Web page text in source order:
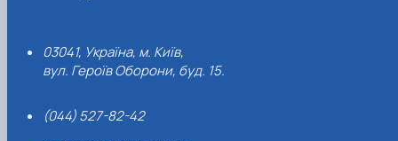
03041, Україна, м. Київ,
вул. Героїв Оборони, буд. 15.
(044) 527-82-42